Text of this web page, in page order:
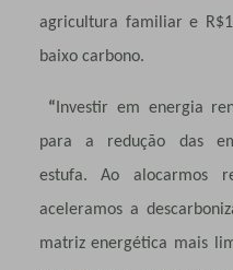
agricultura familiar e
baixo carbono.
“Investir em energia
para a redução das
estufa. Ao alocarmos
aceleramos a
matriz energética mais